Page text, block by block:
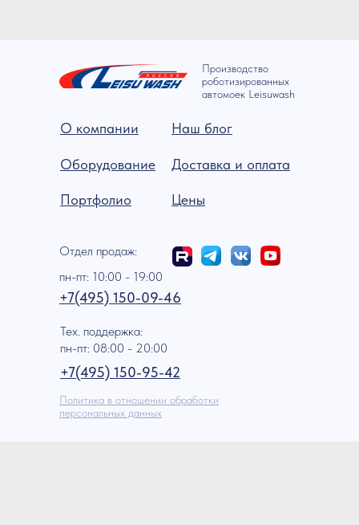
Политика в отношении обработки
персональных данных
+7(495) 150-09-46
пн-пт: 10:00 - 19:00
Отдел продаж:
+7(495) 150-95-42
пн-пт: 08:00 - 20:00
Тех. поддержка:
Цены
Доставка и оплата
Наш блог
Портфолио
Оборудование
О компании
Производство
роботизированных
автомоек Leisuwash